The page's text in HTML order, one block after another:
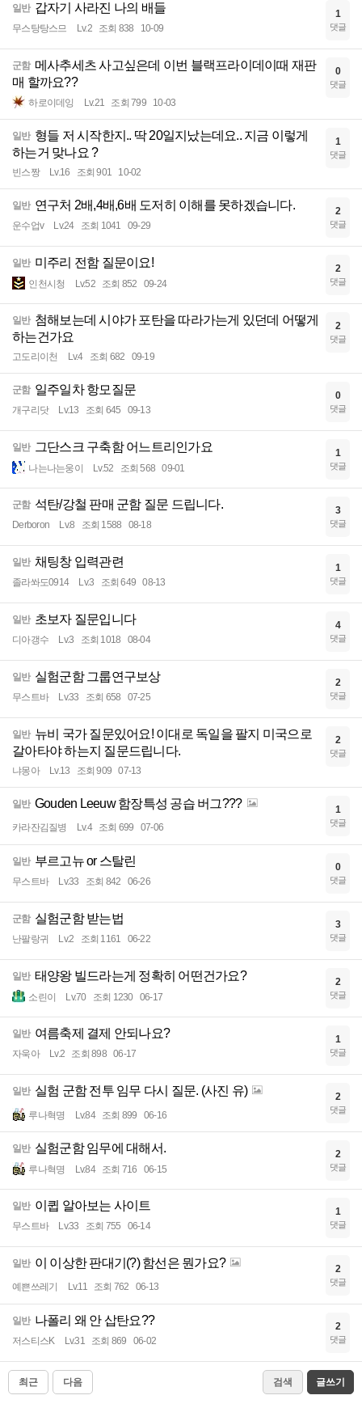
일반 갑자기 사라진 나의 배들
무스탕탕스므 Lv.2 조회 838 10-09
1
댓글
군함 메사추세츠 사고싶은데 이번 블랙프라이데이때 재판
매 할까요??
하로이데잉 Lv.21 조회 799 10-03
0
댓글
일반 형들 저 시작한지.. 딱 20일지났는데요.. 지금 이렇게
하는거 맞나요 ?
빈스짱 Lv.16 조회 901 10-02
1
댓글
일반 연구처 2배,4배,6배 도저히 이해를 못하겠습니다.
운수업v Lv.24 조회 1041 09-29
2
댓글
일반 미주리 전함 질문이요!
인천시청 Lv.52 조회 852 09-24
2
댓글
일반 첨해보는데 시야가 포탄을 따라가는게 있던데 어떻게
하는건가요
고도리이천 Lv.4 조회 682 09-19
2
댓글
군함 일주일차 항모질문
개구리닷 Lv.13 조회 645 09-13
0
댓글
일반 그단스크 구축함 어느트리인가요
나는나는웅이 Lv.52 조회 568 09-01
1
댓글
군함 석탄/강철 판매 군함 질문 드립니다.
Derboron Lv.8 조회 1588 08-18
3
댓글
일반 채팅창 입력관련
졸라쏴도0914 Lv.3 조회 649 08-13
1
댓글
일반 초보자 질문입니다
디아갱수 Lv.3 조회 1018 08-04
4
댓글
일반 실험군함 그룹연구보상
무스트바 Lv.33 조회 658 07-25
2
댓글
일반 뉴비 국가 질문있어요! 이대로 독일을 팔지 미국으로
갈아타야 하는지 질문드립니다.
냐몽아 Lv.13 조회 909 07-13
2
댓글
일반 Gouden Leeuw 함장특성 공습 버그???
카라잔김질병 Lv.4 조회 699 07-06
1
댓글
일반 부르고뉴 or 스탈린
무스트바 Lv.33 조회 842 06-26
0
댓글
군함 실험군함 받는법
난팔랑귀 Lv.2 조회 1161 06-22
3
댓글
일반 태양왕 빌드라는게 정확히 어떤건가요?
소린이 Lv.70 조회 1230 06-17
2
댓글
일반 여름축제 결제 안되나요?
자욱아 Lv.2 조회 898 06-17
1
댓글
일반 실험 군함 전투 임무 다시 질문. (사진 유)
루나혁명 Lv.84 조회 899 06-16
2
댓글
일반 실험군함 임무에 대해서.
루나혁명 Lv.84 조회 716 06-15
2
댓글
일반 이큅 알아보는 사이트
무스트바 Lv.33 조회 755 06-14
1
댓글
일반 이 이상한 판대기(?) 함선은 뭔가요?
예쁜쓰레기 Lv.11 조회 762 06-13
2
댓글
일반 나폴리 왜 안 삽탄요??
저스티스K Lv.31 조회 869 06-02
2
댓글
최근 다음 검색 글쓰기